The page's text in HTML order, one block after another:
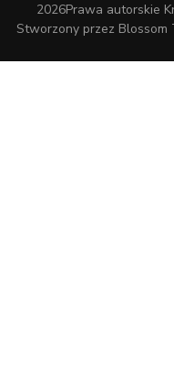
2026Prawa autorskie
Stworzony przez Blossom